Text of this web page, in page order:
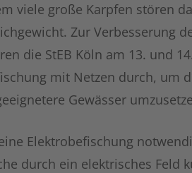
viele große Karpfen stören
Zur Verbesserung
die StEB Köln am 13. und
mit Netzen durch, um
Gewässer
Elektrobefischung
durch ein elektrisches Feld